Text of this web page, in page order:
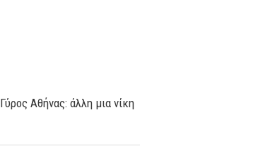
Αθήνας: άλλη μια νίκη